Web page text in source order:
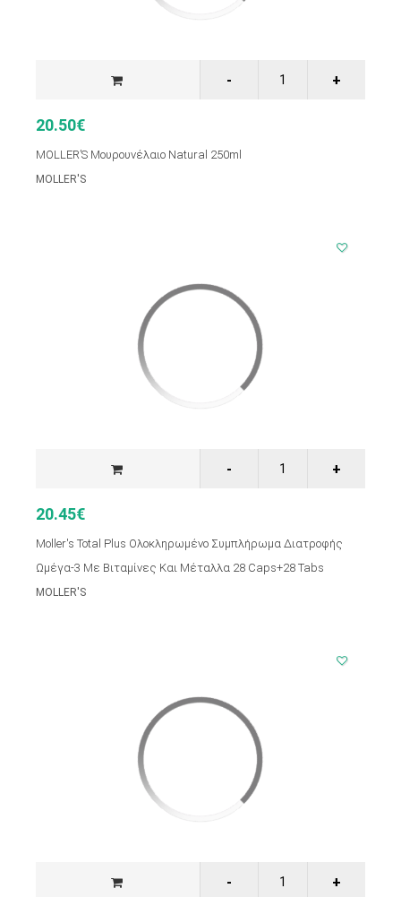
20.50€
MOLLER’S Μουρουνέλαιο Natural 250ml
MOLLER'S
20.45€
Moller's Total Plus Ολοκληρωμένο Συμπλήρωμα Διατροφής
Ωμέγα-3 Με Βιταμίνες Και Μέταλλα 28 Caps+28 Tabs
MOLLER'S